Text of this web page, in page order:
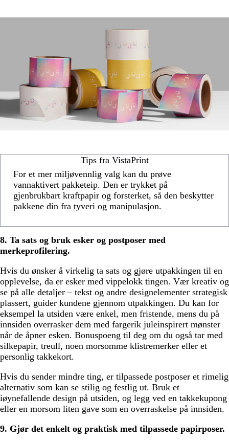
Tips fra VistaPrint
For et mer miljøvennlig valg kan du prøve
vannaktivert pakketeip. Den er trykket på
gjenbrukbart kraftpapir og forsterket, så den beskytter
pakkene din fra tyveri og manipulasjon.
8. Ta sats og bruk esker og postposer med
merkeprofilering.
Hvis du ønsker å virkelig ta sats og gjøre utpakkingen til en
opplevelse, da er esker med vippelokk tingen. Vær kreativ og
se på alle detaljer – tekst og andre designelementer strategisk
plassert, guider kundene gjennom utpakkingen. Du kan for
eksempel la utsiden være enkel, men fristende, mens du på
innsiden overrasker dem med fargerik juleinspirert mønster
når de åpner esken. Bonuspoeng til deg om du også tar med
silkepapir, treull, noen morsomme klistremerker eller et
personlig takkekort.
Hvis du sender mindre ting, er tilpassede postposer et rimelig
alternativ som kan se stilig og festlig ut. Bruk et
iøynefallende design på utsiden, og legg ved en takkekupong
eller en morsom liten gave som en overraskelse på innsiden.
9. Gjør det enkelt og praktisk med tilpassede papirposer.